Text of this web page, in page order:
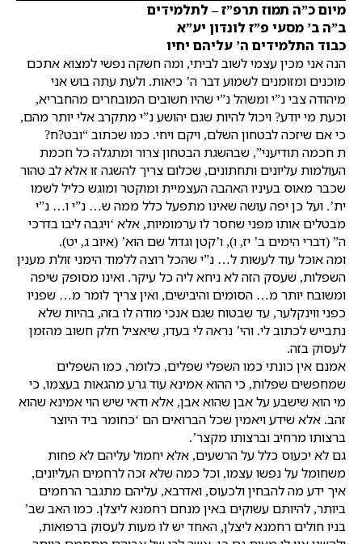
מיום כ”ה תמוז תרפ”ז – לתלמידים
ב”ה ב’ מסעי פ”ז לונדון יע”א
כבוד התלמידים ה’ עליהם יחיו
הנה אני מכין עצמי לשוב לביתי, ומה חשקה נפשי למצוא אתכם
מוכנים ומזומנים לשמוע דבר ה’ כיאות. ולעת עתה בוש אני
מיהודה צבי נ”י ומשהל נ”י שהיו חשובים המובחרים מהחבריא,
וכעת מי יודע? ויכול להיות שגם יהושע נ”י מתקרב אלי יותר מהם,
כי אם שיזכה לבטחון השלם, ויקם ויחי. כמו שכתוב “ובט?ח?
ת חכמה תודיעני”, שבהשגת הבטחון צרור ומתגלה כל חכמת
העולמות עליונים ותחתונים, שכלום צריך להשגה זו אלא לב טהור
שכבר מאוס בעיניו האהבה העצמיית ומוקטר ומוגש כליל לשמו
ית’. ועל כן יפה עושה שאינו מתפעל כלל ממה ש… נ”י ו… נ”י
מבטלים אותו מפני שחסר לו ערמומיות, אלא ‘ויגבה ליבו בדרכי
ה” (דברי הימים ב’ יז, ו), ו’קטן וגדול שם הוא’ (איוב ג, יט).
ומה אוכל עוד לעשות ל… נ”י שהכל רוצה ללמוד הימני זולת מענין
השפלות, שעסק הזה לא ניחא ליה כל עיקר. ואינו מסופק שיפה
ומשובח יותר מ… הסומים והיבישים, ואין צריך לומר מ… שפניו
כפני ווינקלער, עד שבטוח שגם אנכי מודה לו בזה, בהיות שלא
נתבייש לכתוב לי. והי’ נראה לי בעדו, שיאציל חלק חשוב מהזמן
לעסוק בזה.
אמנם אין כונתי כמו השפלי שפלים, כלומר, כמו השפלים
שמחפשים שפלות, כי ההוא אמינא עוד גרע מהגאות בעצמו, כי
מי הוא שישבע על אבן שהוא אבן, אלא ודאי שיש הוי אמינא שהוא
זהב. אלא שידע ויאמין שכל הברואים הם ‘כחומר ביד היוצר
ברצותו מרחיב וברצותו מקצר’.
גם לא יכעוס כלל על הרשעים, אלא יחמול עליהם לא פחות
משחומל על נפשו עצמו, וכל כמה שלא זכה לרחמים העליונים,
איך ידע מה להבחין ולכעוס, ואדרבא, עליהם מתגבר הרחמים
ביותר, להיותם עשוקים באין מנחם רחמנא ליצלן. כמו האב שב’
בניו חולים רחמנא ליצלן, האחד יש לו מעות לעסוק ברפואות,